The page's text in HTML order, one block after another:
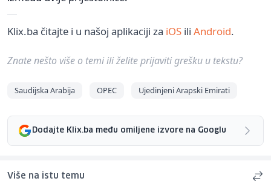
Klix.ba čitajte i u našoj aplikaciji za iOS ili Android.
Znate nešto više o temi ili želite prijaviti grešku u tekstu?
Saudijska Arabija OPEC Ujedinjeni Arapski Emirati
Dodajte Klix.ba među omiljene izvore na Googlu
Više na istu temu